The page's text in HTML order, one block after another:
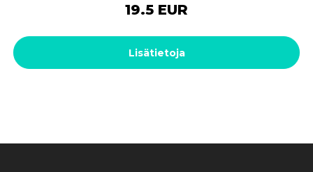
19.5 EUR
Lisätietoja